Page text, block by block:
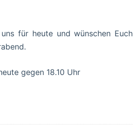
für heute und wünschen Euch
gegen 18.10 Uhr